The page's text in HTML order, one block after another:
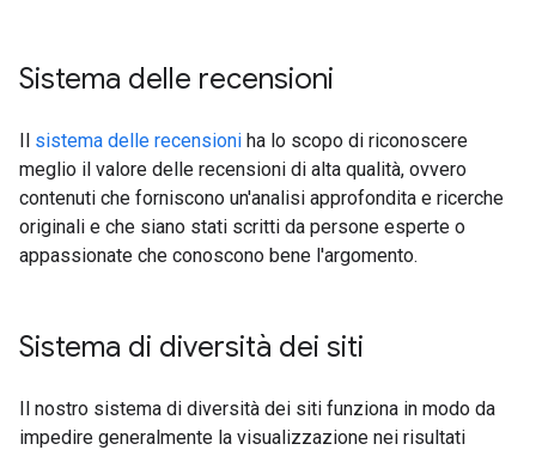
Sistema delle recensioni
Il sistema delle recensioni ha lo scopo di riconoscere
meglio il valore delle recensioni di alta qualità, ovvero
contenuti che forniscono un'analisi approfondita e ricerche
originali e che siano stati scritti da persone esperte o
appassionate che conoscono bene l'argomento.
Sistema di diversità dei siti
Il nostro sistema di diversità dei siti funziona in modo da
impedire generalmente la visualizzazione nei risultati